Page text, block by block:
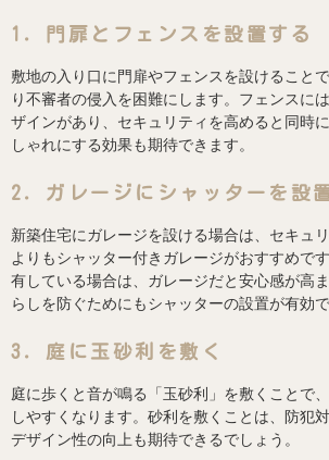
1．門扉とフェンスを設置する
敷地の入り口に門扉やフェンスを設けること
り不審者の侵入を困難にします。フェンスに
ザインがあり、セキュリティを高めると同時
しゃれにする効果も期待できます。
2．ガレージにシャッターを設
新築住宅にガレージを設ける場合は、セキュ
よりもシャッター付きガレージがおすすめで
有している場合は、ガレージだと安心感が高
らしを防ぐためにもシャッターの設置が有効で
3．庭に玉砂利を敷く
庭に歩くと音が鳴る「玉砂利」を敷くことで
しやすくなります。砂利を敷くことは、防犯
デザイン性の向上も期待できるでしょう。